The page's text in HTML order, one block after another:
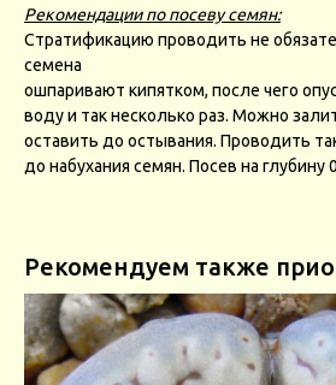
Рекомендации по посеву семян:
Стратификацию проводить не
семена
ошпаривают кипятком, после чего
воду и так несколько раз. Можно
оставить до остывания. Проводить
до набухания семян. Посев на глубину
Рекомендуем также